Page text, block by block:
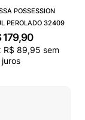
POSSESSION
PEROLADO 32409
179,90
R$ 89,95 sem
juros